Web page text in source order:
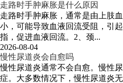
走路时手肿麻胀是什么原因
走路时手肿麻胀，通常是由上肢
小，可能导致血液回流受阻，引
指，促进血液回流。2、颈...
2026-08-04
慢性尿道炎会自愈吗
慢性尿道炎通常不会自愈。慢性
症。大多数情况下，慢性尿道炎